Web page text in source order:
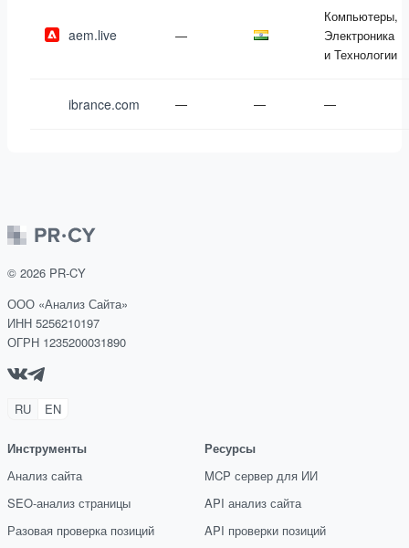
aem.live —
Компьютеры,
Электроника
и Технологии
ibrance.com — — —
© 2026 PR-CY
ООО «Анализ Сайта»
ИНН 5256210197
ОГРН 1235200031890
RU EN
Инструменты
Анализ сайта
SEO-анализ страницы
Разовая проверка позиций
Ресурсы
MCP сервер для ИИ
API анализ сайта
API проверки позиций